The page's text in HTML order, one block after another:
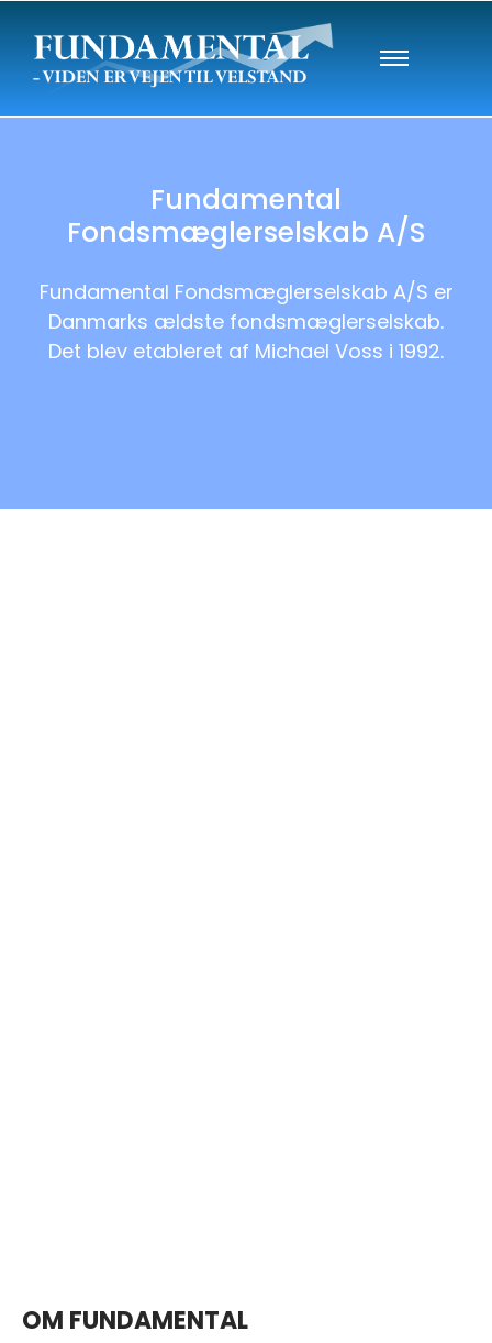
Fundamental
Fondsmæglerselskab A/S
Fundamental Fondsmæglerselskab A/S er
Danmarks ældste fondsmæglerselskab.
Det blev etableret af Michael Voss i 1992.
OM FUNDAMENTAL